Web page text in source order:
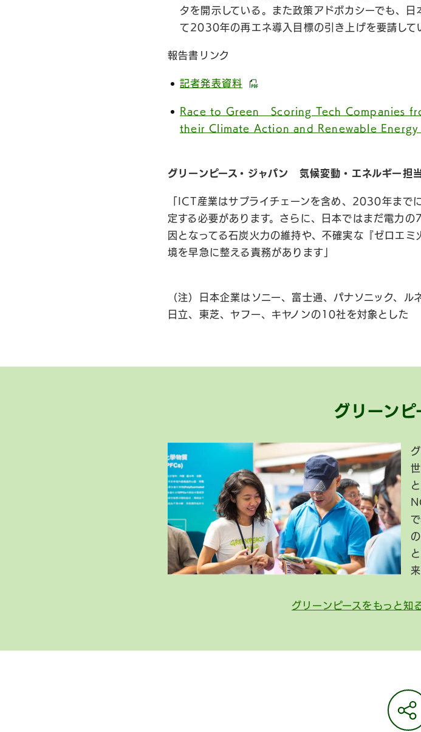
タを開示している。また政策アドボカシーでも、
て2030年の再エネ導入目標の引き上げを要請して
報告書リンク
記者発表資料
Race to Green Scoring Tech Companies
their Climate Action and Renewable Energy
グリーンピース・ジャパン 気候変動・エネルギー担
「ICT産業はサプライチェーンを含め、2030年まで
定する必要があります。さらに、日本ではまだ電力
因となってる石炭火力の維持や、不確実な『ゼロエ
境を早急に整える責務があります」
（注）日本企業はソニー、富士通、パナソニック、ル
日立、東芝、ヤフー、キヤノンの10社を対象とした
グリーンピ
グリーンピースをもっと知